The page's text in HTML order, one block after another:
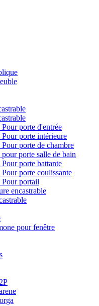
porte d'entrée
Pour porte intérieure
porte de chambre
porte salle de bain
porte battante
porte coulissante
Pour portail
encastrable
pour fenêtre